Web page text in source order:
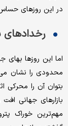
در این روزهای
رخدادهای
اما این روزها
محدودی را نشان
بتوان آن را محرکی
بازارهای جهانی
مهم‌ترین خوراک